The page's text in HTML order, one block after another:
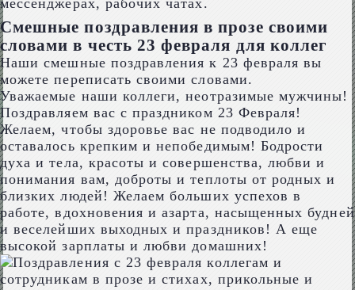
мессенджерах, рабочих чатах.
Смешные поздравления в прозе своими
словами в честь 23 февраля для коллег
Наши смешные поздравления к 23 февраля вы
можете переписать своими словами.
Уважаемые наши коллеги, неотразимые мужчины!
Поздравляем вас с праздником 23 Февраля!
Желаем, чтобы здоровье вас не подводило и
оставалось крепким и непобедимым! Бодрости
духа и тела, красоты и совершенства, любви и
понимания вам, доброты и теплоты от родных и
близких людей! Желаем больших успехов в
работе, вдохновения и азарта, насыщенных будней
и веселейших выходных и праздников! А еще
высокой зарплаты и любви домашних!